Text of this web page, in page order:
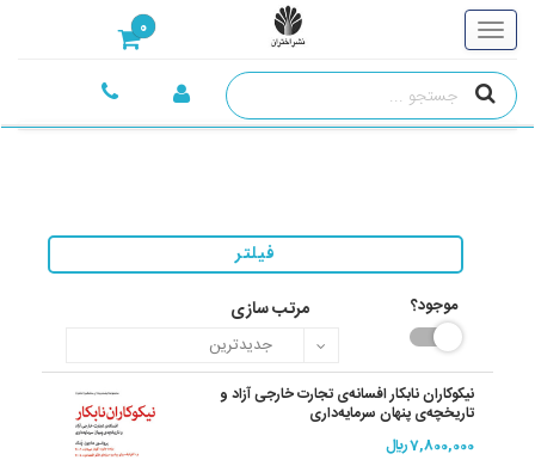
0
فیلتر
موجود؟ مرتب سازی
نیکوکاران نابکار افسانه‌ی تجارت خارجی آزاد و
تاریخچه‌ی پنهان سرمایه‌داری
7,800,000 ريال